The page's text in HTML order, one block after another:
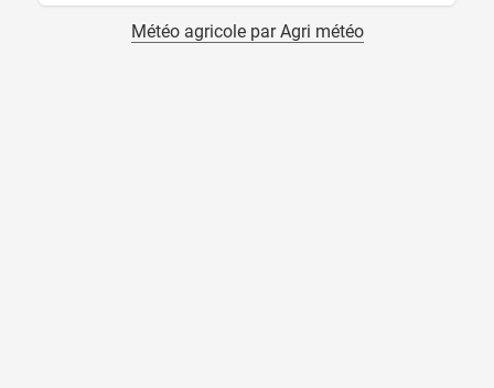
Météo agricole par Agri météo